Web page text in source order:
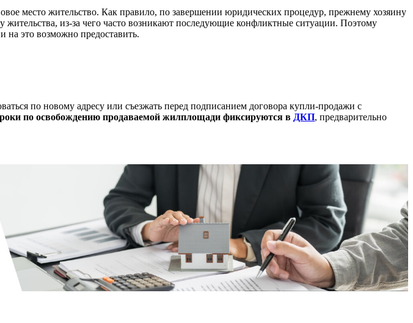
место жительство. Как правило, по завершении юридических процедур, прежнему хозяину
из-за чего часто возникают последующие конфликтные ситуации. Поэтому
на это возможно предоставить.
по новому адресу или съезжать перед подписанием договора купли-продажи с
по освобождению продаваемой жилплощади фиксируются в ДКП, предварительно